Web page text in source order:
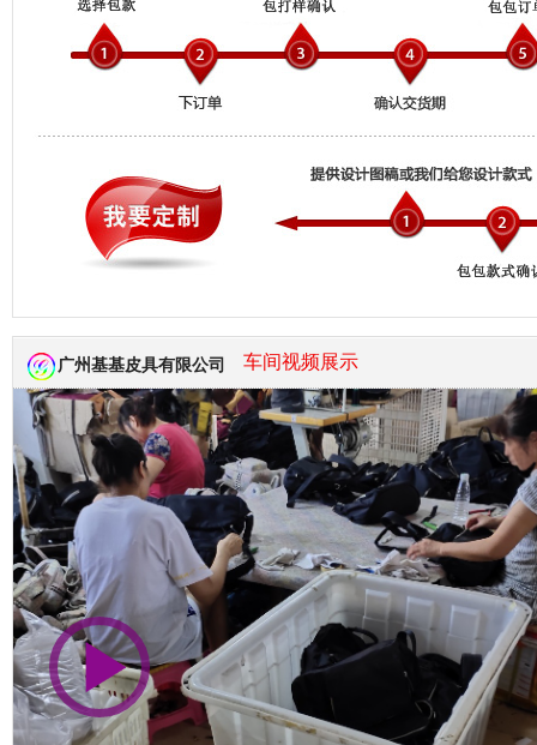
市商会会员单位
广州基基皮具有限公司 车间视频展示